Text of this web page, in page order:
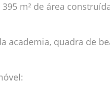
m² de área
academia, quadra de